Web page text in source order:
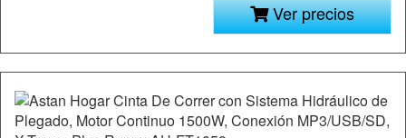
Ver precios